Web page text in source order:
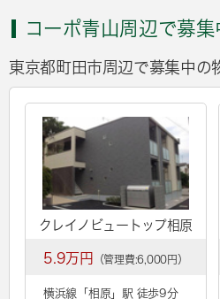
コーポ青山周辺で募
東京都町田市周辺で募集中の
クレイノビュートップ相原
5.9万円 （管理費:6,000円）
横浜線「 相原 」駅 徒歩9分